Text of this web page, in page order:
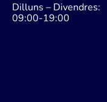
Dilluns – Divendres:
09:00-19:00